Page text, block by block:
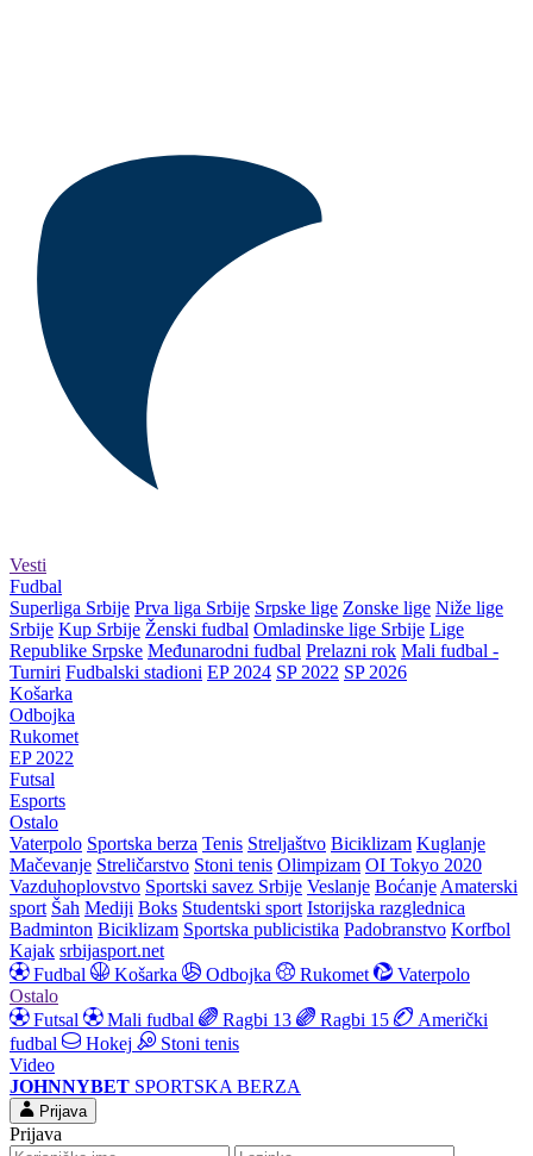
Vesti
Fudbal
Superliga Srbije Prva liga Srbije Srpske lige Zonske lige Niže lige
Srbije Kup Srbije Ženski fudbal Omladinske lige Srbije Lige
Republike Srpske Međunarodni fudbal Prelazni rok Mali fudbal -
Turniri Fudbalski stadioni EP 2024 SP 2022 SP 2026
Košarka
Odbojka
Rukomet
EP 2022
Futsal
Esports
Ostalo
Vaterpolo Sportska berza Tenis Streljaštvo Biciklizam Kuglanje
Mačevanje Streličarstvo Stoni tenis Olimpizam OI Tokyo 2020
Vazduhoplovstvo Sportski savez Srbije Veslanje Boćanje Amaterski
sport Šah Mediji Boks Studentski sport Istorijska razglednica
Badminton Biciklizam Sportska publicistika Padobranstvo Korfbol
Kajak srbijasport.net
Fudbal
Košarka Odbojka Rukomet
Vaterpolo
Ostalo
Futsal
Mali fudbal Ragbi 13 Ragbi 15
Američki
fudbal
Hokej
Stoni tenis
Video
JOHNNYBET SPORTSKA BERZA
Prijava
Prijava